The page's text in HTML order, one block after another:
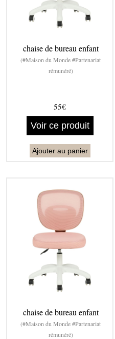
chaise de bureau enfant
(#Maison du Monde #Partenariat
rémunéré)
55€
Voir ce produit
Ajouter au panier
chaise de bureau enfant
(#Maison du Monde #Partenariat
rémunéré)